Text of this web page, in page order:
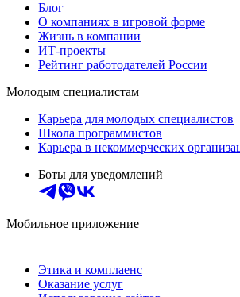
Блог
О компаниях в игровой форме
Жизнь в компании
ИТ-проекты
Рейтинг работодателей России
Молодым специалистам
Карьера для молодых специалистов
Школа программистов
Карьера в некоммерческих
Боты для уведомлений
Мобильное приложение
Этика и комплаенс
Оказание услуг